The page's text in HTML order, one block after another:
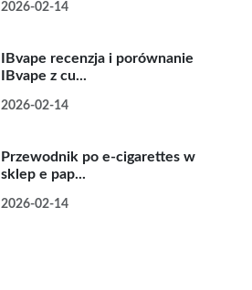
2026-02-14
IBvape recenzja i porównanie
IBvape z cu...
2026-02-14
Przewodnik po e-cigarettes w
sklep e pap...
2026-02-14